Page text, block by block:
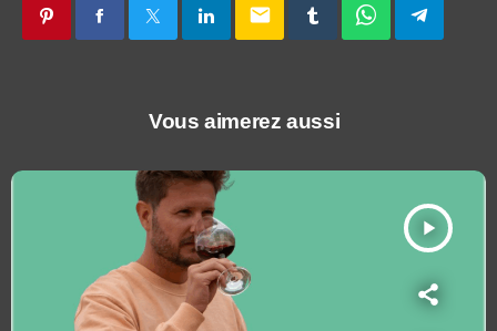
email
Vous aimerez aussi
play_arrow